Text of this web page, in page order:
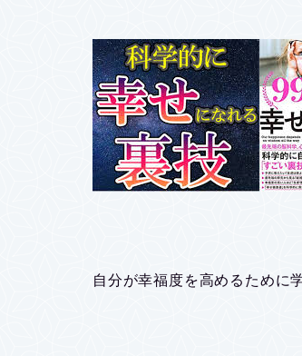
自分が幸福度を高めるために